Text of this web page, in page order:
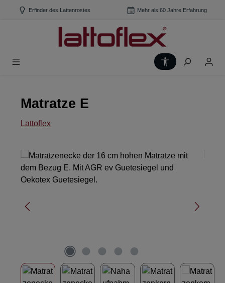
Zum Hauptinhalt springen
Erfinder des Lattenrostes Mehr als 60 Jahre Erfahrung
Matratze E
Lattoflex
Bildergalerie überspringen